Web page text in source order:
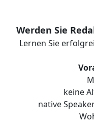
Werden Sie
Lernen Sie
keine
native